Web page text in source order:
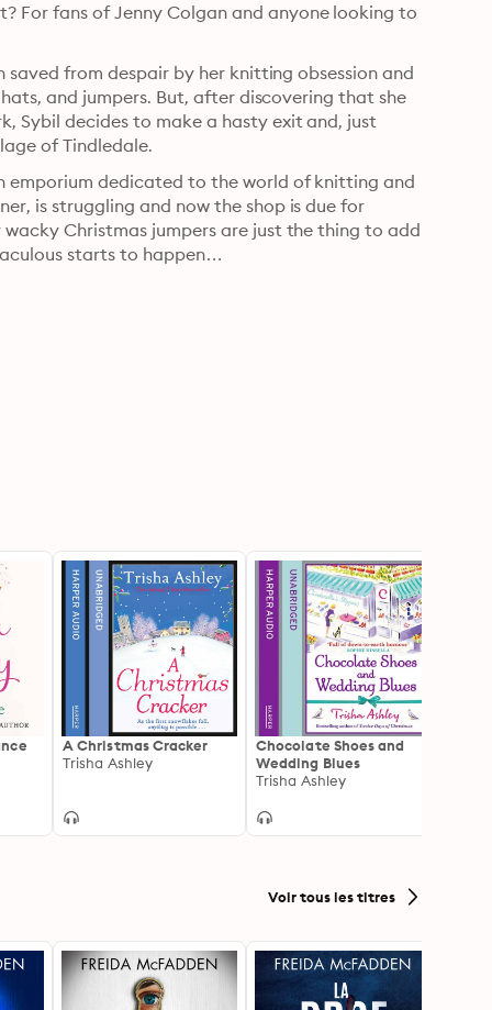
For fans of Jenny Colgan and anyone looking to
from despair by her knitting obsession and
and jumpers. But, after discovering that she
Sybil decides to make a hasty exit and, just
of Tindledale.
emporium dedicated to the world of knitting and
is struggling and now the shop is due for
Christmas jumpers are just the thing to add
starts to happen…
A Christmas Cracker
Trisha Ashley
Chocolate Shoes and
Wedding Blues
Trisha Ashley
Voir tous les titres